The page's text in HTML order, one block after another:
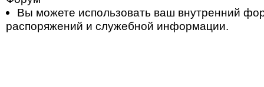
Вы можете использовать ваш внутренний
распоряжений и служебной информации.